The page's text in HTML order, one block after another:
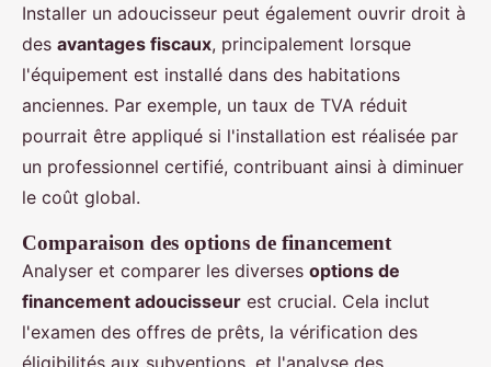
Installer un adoucisseur peut également ouvrir droit à
des avantages fiscaux, principalement lorsque
l'équipement est installé dans des habitations
anciennes. Par exemple, un taux de TVA réduit
pourrait être appliqué si l'installation est réalisée par
un professionnel certifié, contribuant ainsi à diminuer
le coût global.
Comparaison des options de financement
Analyser et comparer les diverses options de
financement adoucisseur est crucial. Cela inclut
l'examen des offres de prêts, la vérification des
éligibilités aux subventions, et l'analyse des